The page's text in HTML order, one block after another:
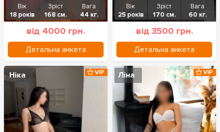
Вік
18 років
Зріст
168 см.
Вага
44 кг.
від 4000 грн.
Детальна анкета
Вік
25 років
Зріст
170 см.
Вага
60 кг.
від 3500 грн.
Детальна анкета
Ніка VIP Ліна VIP